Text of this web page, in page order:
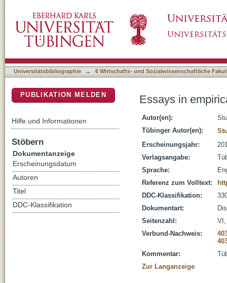
Universitätsbibliographie → 6 Wirtschafts- und Sozialwissenschaftliche
Essays in
Autor(en):
Tübinger Autor(en):
Erscheinungsjahr:
Verlagsangabe:
Sprache:
Referenz zum Volltext:
DDC-Klassifikation:
Dokumentart:
Seitenzahl:
VI,
Verbund-Nachweis:
Kommentar:
Zur Langanzeige
PUBLIKATION MELDEN
Hilfe und Informationen
Stöbern
Dokumentanzeige
Erscheinungsdatum
Autoren
Titel
DDC-Klassifikation